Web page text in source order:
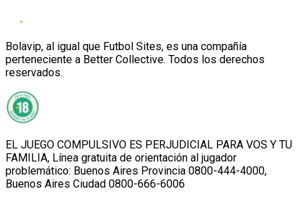
Bolavip, al igual que Futbol Sites, es una compañía
perteneciente a Better Collective. Todos los derechos
reservados.
EL JUEGO COMPULSIVO ES PERJUDICIAL PARA VOS Y TU
FAMILIA, Línea gratuita de orientación al jugador
problemático: Buenos Aires Provincia 0800-444-4000,
Buenos Aires Ciudad 0800-666-6006